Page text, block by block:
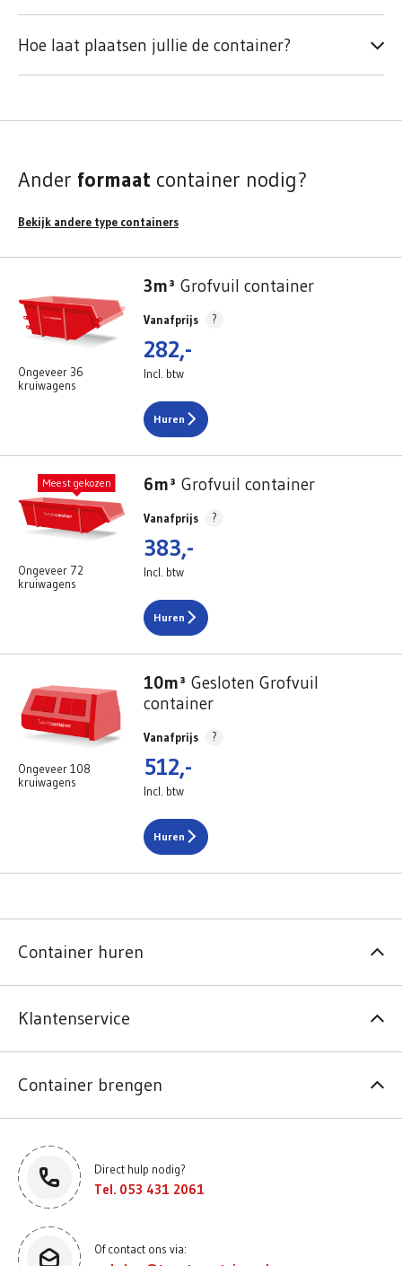
Hoe laat plaatsen jullie de container?
Ander formaat container nodig?
Bekijk andere type containers
Ongeveer 36
kruiwagens
3m³ Grofvuil container
Vanafprijs ?
282,-
Incl. btw
Huren
Meest gekozen
Ongeveer 72
kruiwagens
6m³ Grofvuil container
Vanafprijs ?
383,-
Incl. btw
Huren
Ongeveer 108
kruiwagens
10m³ Gesloten Grofvuil
container
Vanafprijs ?
512,-
Incl. btw
Huren
Container huren
Klantenservice
Container brengen
Direct hulp nodig?
Tel. 053 431 2061
Of contact ons via: